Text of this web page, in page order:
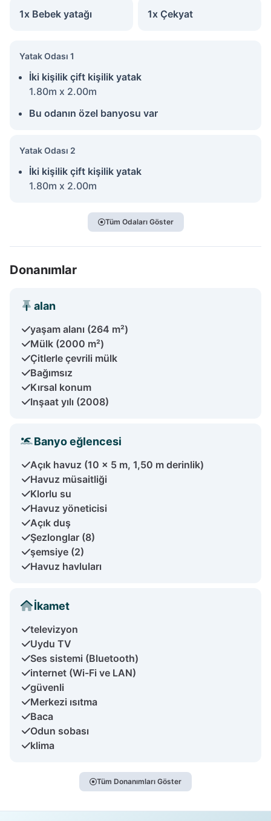
1x Bebek yatağı 1x Çekyat
Yatak Odası 1
İki kişilik çift kişilik yatak
1.80m x 2.00m
Bu odanın özel banyosu var
Yatak Odası 2
İki kişilik çift kişilik yatak
1.80m x 2.00m
Tüm Odaları Göster
Donanımlar
alan
yaşam alanı (264 m²)
Mülk (2000 m²)
Çitlerle çevrili mülk
Bağımsız
Kırsal konum
Inşaat yılı (2008)
Banyo eğlencesi
Açık havuz (10 x 5 m, 1,50 m derinlik)
Havuz müsaitliği
Klorlu su
Havuz yöneticisi
Açık duş
Şezlonglar (8)
şemsiye (2)
Havuz havluları
İkamet
televizyon
Uydu TV
Ses sistemi (Bluetooth)
internet (Wi-Fi ve LAN)
güvenli
Merkezi ısıtma
Baca
Odun sobası
klima
Tüm Donanımları Göster